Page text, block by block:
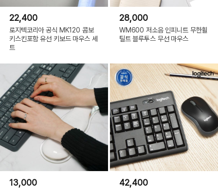
22,400
로지텍코리아 공식 MK120 콤보
키스킨포함 유선 키보드 마우스 세
트
28,000
WM600 저소음 인피니트 무한휠
틸트 블루투스 무선 마우스
13,000 42,400